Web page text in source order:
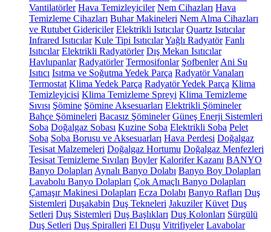
Vantilatörler Hava Temizleyiciler Nem Cihazları Hava
Temizleme Cihazları Buhar Makineleri Nem Alma Cihazları
ve Rutubet Gidericiler Elektrikli Isıtıcılar Quartz Isıtıcılar
Infrared Isıtıcılar Kule Tipi IsıtıcılarYağlı Radyatör Fanlı
Isıtıcılar Elektrikli Radyatörler Dış Mekan Isıtıcılar
Havlupanlar Radyatörler Termosifonlar Şofbenler Ani Su
Isıtıcı Isıtma ve Soğutma Yedek Parça Radyatör Vanaları
Termostat Klima Yedek Parça Radyatör Yedek Parça Klima
Temizleyicisi Klima Temizleme Spreyi Klima Temizleme
Sıvısı Şömine Şömine Aksesuarları Elektrikli Şömineler
Bahçe Şömineleri Bacasız Şömineler Güneş Enerji Sistemleri
Soba Doğalgaz Sobası Kuzine Soba Elektrikli Soba Pelet
Soba Soba Borusu ve Aksesuarları Hava Perdesi Doğalgaz
Tesisat Malzemeleri Doğalgaz Hortumu Doğalgaz Menfezleri
Tesisat Temizleme Sıvıları Boyler Kalorifer Kazanı BANYO
Banyo Dolapları Aynalı Banyo Dolabı Banyo Boy Dolapları
Lavabolu Banyo Dolapları Çok Amaçlı Banyo Dolapları
Çamaşır Makinesi Dolapları Ecza Dolabı Banyo Rafları Duş
Sistemleri Duşakabin Duş Tekneleri Jakuziler Küvet Duş
Setleri Duş Sistemleri Duş Başlıkları Duş Kolonları Sürgülü
Duş Setleri Duş Spiralleri El Duşu Vitrifiyeler Lavabolar